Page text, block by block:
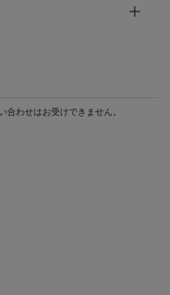
わせはお受けできません。